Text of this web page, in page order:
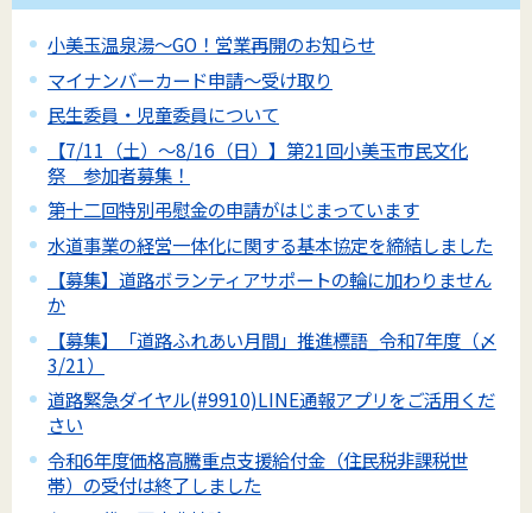
小美玉温泉湯～GO！営業再開のお知らせ
マイナンバーカード申請～受け取り
民生委員・児童委員について
【7/11（土）～8/16（日）】第21回小美玉市民文化
祭 参加者募集！
第十二回特別弔慰金の申請がはじまっています
水道事業の経営一体化に関する基本協定を締結しました
【募集】道路ボランティアサポートの輪に加わりません
か
【募集】「道路ふれあい月間」推進標語_令和7年度（〆
3/21）
道路緊急ダイヤル(#9910)LINE通報アプリをご活用くだ
さい
令和6年度価格高騰重点支援給付金（住民税非課税世
帯）の受付は終了しました